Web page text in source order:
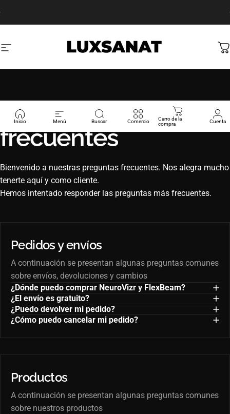
Navegación del sitioLuxanat
Inicio Menú Buscar Comercio
Carro de la
compra
Cuenta
Preguntas
frecuentes
Bienvenido a nuestras preguntas frecuentes. Nos alegra mucho
tenerte aquí y como cliente.
Hemos intentado responder las preguntas más frecuentes.
Pedidos y envíos
A continuación se presentan algunas preguntas comunes
sobre envíos, devoluciones y cambios
¿Dónde puedo comprar NeuroVizr y FlexBeam?
¿El envío es gratuito?
¿Puedo devolver mi pedido?
¿Cómo puedo cancelar mi pedido?
Productos
A continuación se presentan algunas preguntas comunes
sobre nuestros productos